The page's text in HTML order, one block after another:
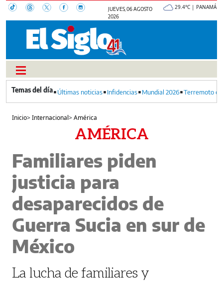
JUEVES, 06 AGOSTO
2026
29.4°C | PANAMÁ
Últimas noticias Infidencias Mundial 2026 Terremoto
Inicio>Internacional>América
AMÉRICA
Familiares piden
justicia para
desaparecidos de
Guerra Sucia en sur de
México
La lucha de familiares y